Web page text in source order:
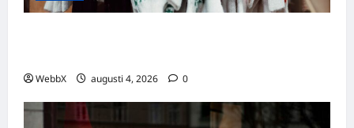
WebbX augusti 4, 2026 0